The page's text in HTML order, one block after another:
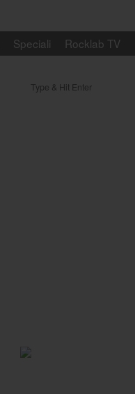
Speciali Rocklab TV